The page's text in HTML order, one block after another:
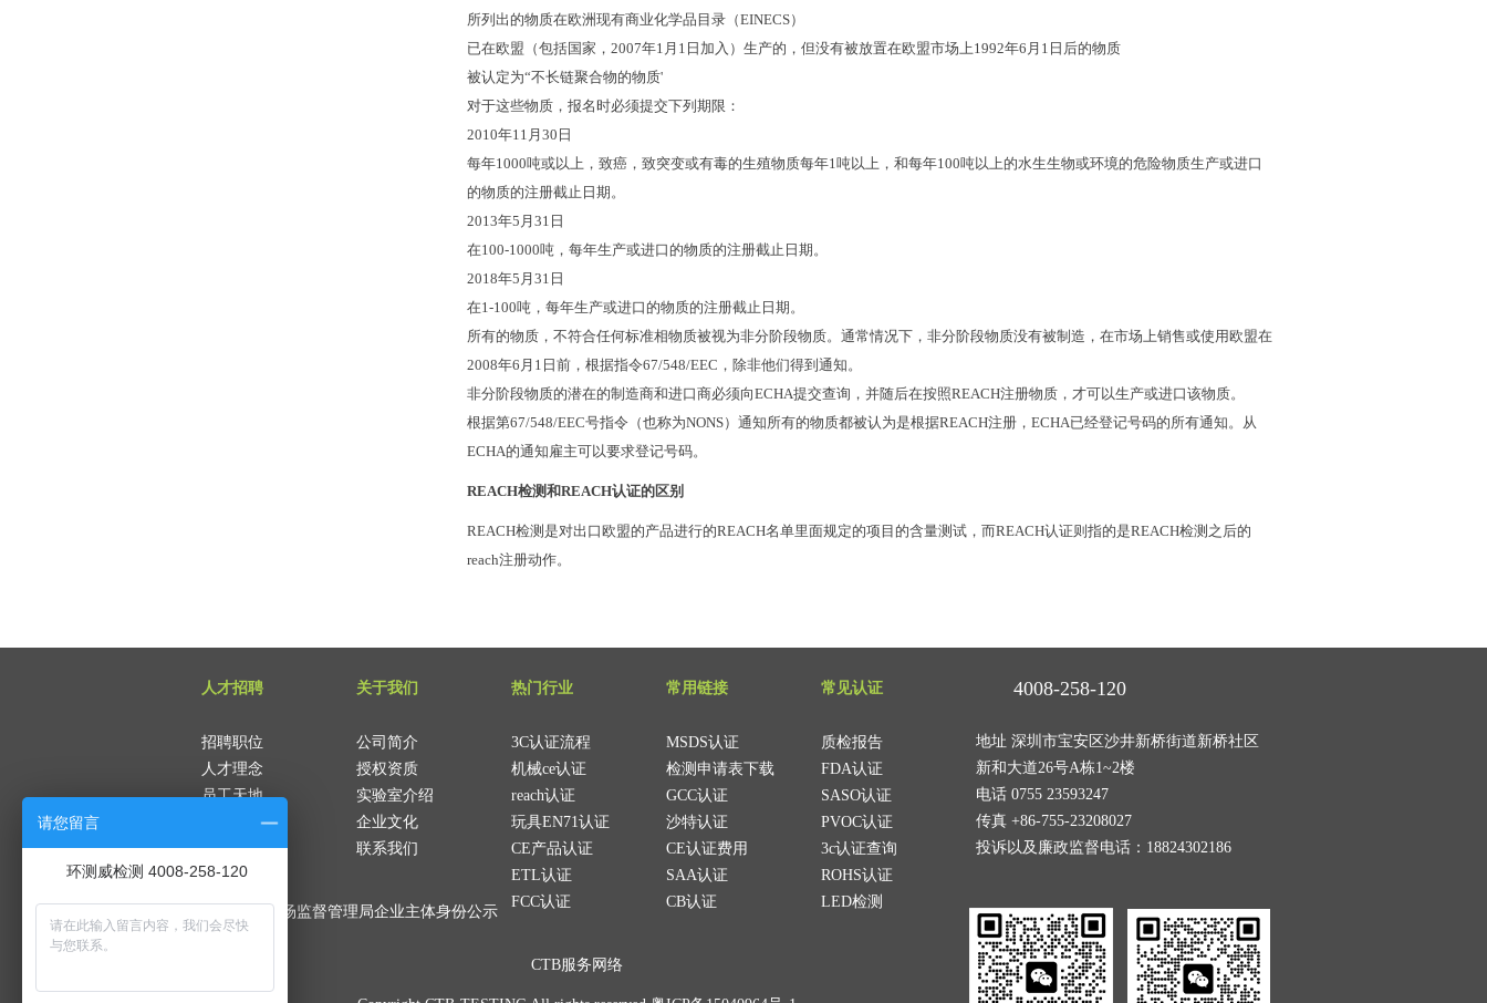
所列出的物质在欧洲现有商业化学品目录（EINECS）
已在欧盟（包括国家， 2007年1 月 1 日加入）生产的，但没有被放置在欧盟市场上1992年6 月 1 日后的物质
被认定为“不长链聚合物的物质'
对于这些物质，报名时必须提交下列期限：
2010年11 月 30 日
每年1000吨或以上，致癌，致突变或有毒的生殖物质每年1吨以上，和每年100吨以上的水生生物或环境的危险物质生产或进口
的物质的注册截止日期。
2013年5 月 31 日
在100-1000吨，每年生产或进口的物质的注册截止日期。
2018年5 月 31 日
在1-100吨，每年生产或进口的物质的注册截止日期。
所有的物质，不符合任何标准相物质被视为非分阶段物质。通常情况下，非分阶段物质没有被制造，在市场上销售或使用欧盟在
2008年6 月 1 日前，根据指令67/548/EEC ，除非他们得到通知。
非分阶段物质的潜在的制造商和进口商必须向ECHA提交查询，并随后在按照REACH注册物质，才可以生产或进口该物质。
根据第67/548/EEC号指令（也称为NONS）通知所有的物质都被认为是根据REACH注册， ECHA已经登记号码的所有通知。从
ECHA的通知雇主可以要求登记号码。
REACH检测和REACH认证的区别
REACH检测是对出口欧盟的产品进行的REACH名单里面规定的项目的含量测试，而REACH认证则指的是REACH检测之后的
reach注册动作。
人才招聘
招聘职位
人才理念
员工天地
关于我们
公司简介
授权资质
实验室介绍
企业文化
联系我们
热门行业
3C认证流程
机械ce认证
reach认证
玩具EN71认证
CE产品认证
ETL认证
FCC认证
常用链接
MSDS认证
检测申请表下载
GCC认证
沙特认证
CE认证费用
SAA认证
CB认证
常见认证
质检报告
FDA认证
SASO认证
PVOC认证
3c认证查询
ROHS认证
LED检测
4008-258-120
地址 深圳市宝安区沙井新桥街道新桥社区
新和大道26号A栋1~2楼
电话 0755 23593247
传真 +86-755-23208027
投诉以及廉政监督电话：18824302186
CTB服务网络
请您留言
环测威检测 4008-258-120